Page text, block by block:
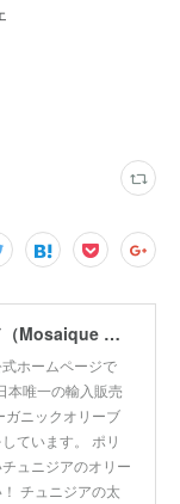
株式会社モザイクワールド（Mosaique World Co.,Ltd)
ホームページで
本唯一の輸入販売
ガニックオリーブ
ています。 ポリ
ュニジアのオリー
チュニジアの太